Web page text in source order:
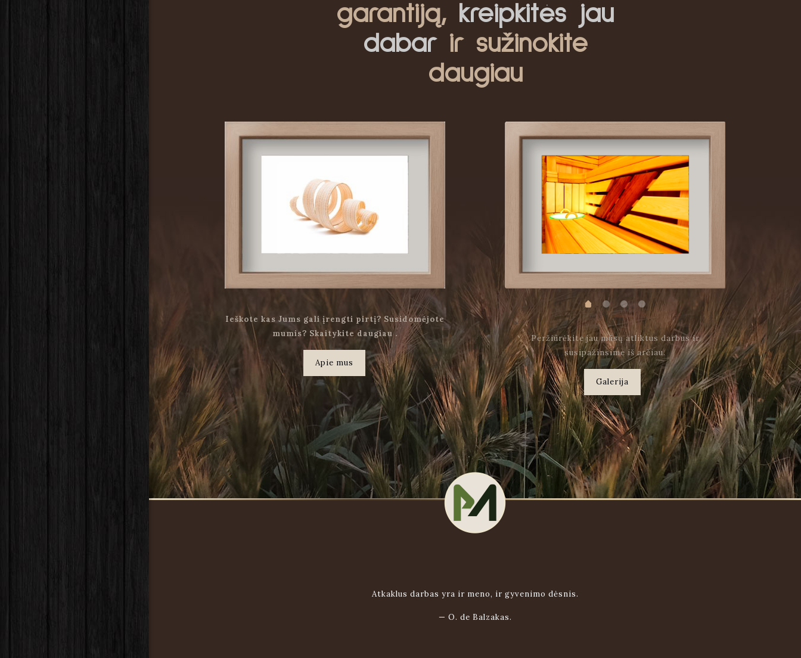
garantiją, kreipkitės jau
dabarir sužinokite
daugiau
Ieškote kas Jums gali įrengti pirtį? Susidomėjote
mumis? Skaitykite daugiau .
.
Apie mus
Peržiūrėkite jau mūsų atliktus darbus ir
susipažinsime iš arčiau.
Galerija
Atkaklus darbas yra ir meno, ir gyvenimo dėsnis.
— O. de Balzakas.